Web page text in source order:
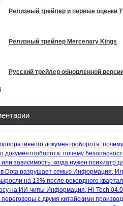
Релизный трейлер и первые оценки
Релизный трейлер Mercenary Kings
Русский трейлер обновленной
документооборота: почему
Dota разрушает семью Информация,
на ИИ-чипы Информация, Hi-Tech